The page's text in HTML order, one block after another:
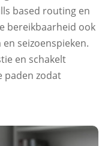
based routing en
bereikbaarheid ook
seizoenspieken.​
en schakelt
paden zodat